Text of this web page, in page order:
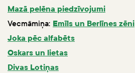
Mazā pelēna piedzīvojumi
Vecmāmiņa: Emīls un Berlīnes zēni
Joka pēc alfabēts
Oskars un lietas
Divas Lotiņas